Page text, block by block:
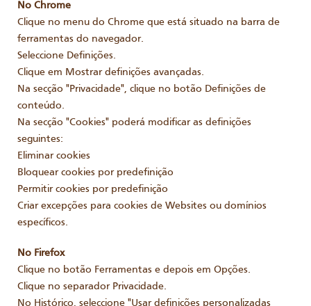
No Chrome
Clique no menu do Chrome que está situado na barra de
ferramentas do navegador.
Seleccione Definições.
Clique em Mostrar definições avançadas.
Na secção "Privacidade", clique no botão Definições de
conteúdo.
Na secção "Cookies" poderá modificar as definições
seguintes:
Eliminar cookies
Bloquear cookies por predefinição
Permitir cookies por predefinição
Criar excepções para cookies de Websites ou domínios
específicos.
No Firefox
Clique no botão Ferramentas e depois em Opções.
Clique no separador Privacidade.
No Histórico, seleccione "Usar definições personalizadas